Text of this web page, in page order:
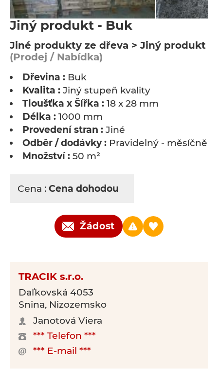
Jiný produkt - Buk
Jiné produkty ze dřeva > Jiný produkt
(Prodej / Nabídka)
Dřevina : Buk
Kvalita : Jiný stupeň kvality
Tloušťka x Šířka : 18 x 28 mm
Délka : 1000 mm
Provedení stran : Jiné
Odběr / dodávky : Pravidelný - měsíčně
Množství : 50 m²
Cena : Cena dohodou
Žádost
TRACIK s.r.o.
Daľkovská 4053
Snina, Nizozemsko
Janotová Viera
*** Telefon ***
*** E-mail ***